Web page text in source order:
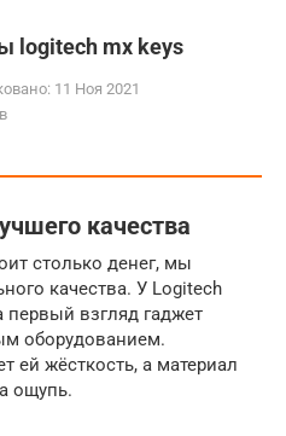
logitech mx keys
11 Ноя 2021
качества
столько денег, мы
качества. У Logitech
первый взгляд гаджет
оборудованием.
ей жёсткость, а материал
ощупь.